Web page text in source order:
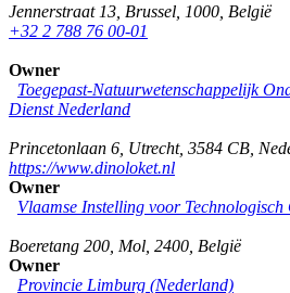
Jennerstraat 13 Brussel 1000 België
+32 2 788 76 00-01
Owner
Toegepast-Natuurwetenschappelijk
Dienst Nederland
Princetonlaan 6 Utrecht, 3584 CB
https://www.dinoloket.nl
Owner
Vlaamse Instelling voor
Boeretang 200 Mol 2400 België
Owner
Provincie Limburg (Nederland)